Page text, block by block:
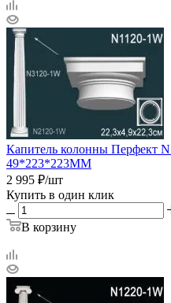
Капитель колонны Перфект
49*223*223ММ
2 995 ₽/шт
Купить в один клик
В корзину